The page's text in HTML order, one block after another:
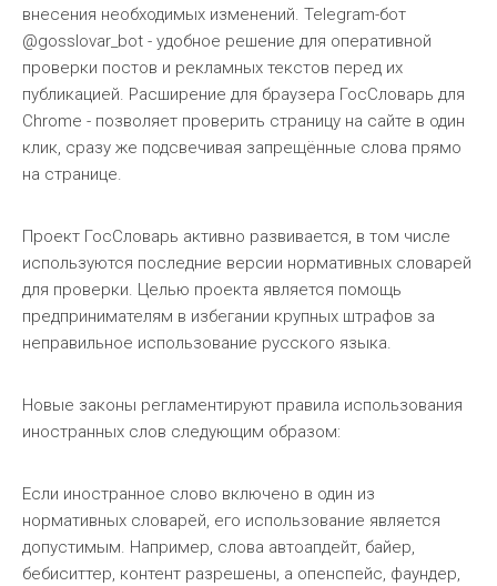
внесения необходимых изменений. Telegram-бот
@gosslovar_bot - удобное решение для оперативной
проверки постов и рекламных текстов перед их
публикацией. Расширение для браузера ГосСловарь для
Chrome - позволяет проверить страницу на сайте в один
клик, сразу же подсвечивая запрещённые слова прямо
на странице.
Проект ГосСловарь активно развивается, в том числе
используются последние версии нормативных словарей
для проверки. Целью проекта является помощь
предпринимателям в избегании крупных штрафов за
неправильное использование русского языка.
Новые законы регламентируют правила использования
иностранных слов следующим образом:
Если иностранное слово включено в один из
нормативных словарей, его использование является
допустимым. Например, слова автоапдейт, байер,
бебиситтер, контент разрешены, а опенспейс, фаундер,